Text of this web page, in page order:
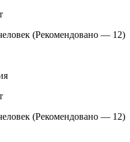
(Рекомендовано — 12)
(Рекомендовано — 12)